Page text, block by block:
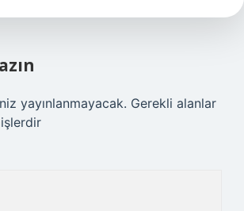
yayınlanmayacak. Gerekli alanlar